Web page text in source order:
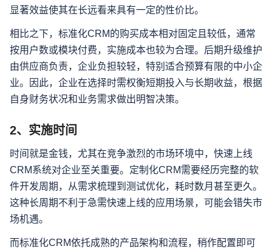
显著效益使其在长远看来具有一定的性价比。
相比之下，标准化CRM的购买成本相对固定且较低，通常
按用户数或模块付费，实施成本也较为合理。后期升级维护
由供应商负责，企业负担较轻，特别适合预算有限的中小企
业。因此，企业在选择时需权衡短期投入与长期收益，根据
自身财务状况和业务需求做出明智决策。
2、实施时间
时间就是金钱，尤其在竞争激烈的市场环境中，快速上线
CRM系统对企业至关重要。定制化CRM需要经历完整的软
件开发周期，从需求梳理到测试优化，耗时数月甚至更久。
这种长周期不利于急需快速上线的应用场景，可能会错失市
场机遇。
而标准化CRM依托成熟的产品架构和流程，稍作配置即可